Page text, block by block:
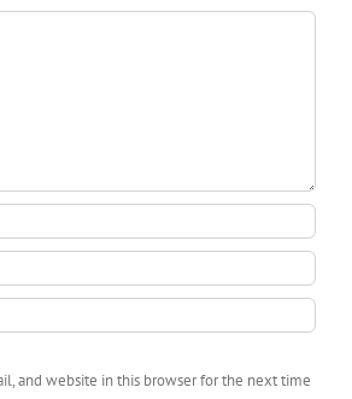
and website in this browser for the next time